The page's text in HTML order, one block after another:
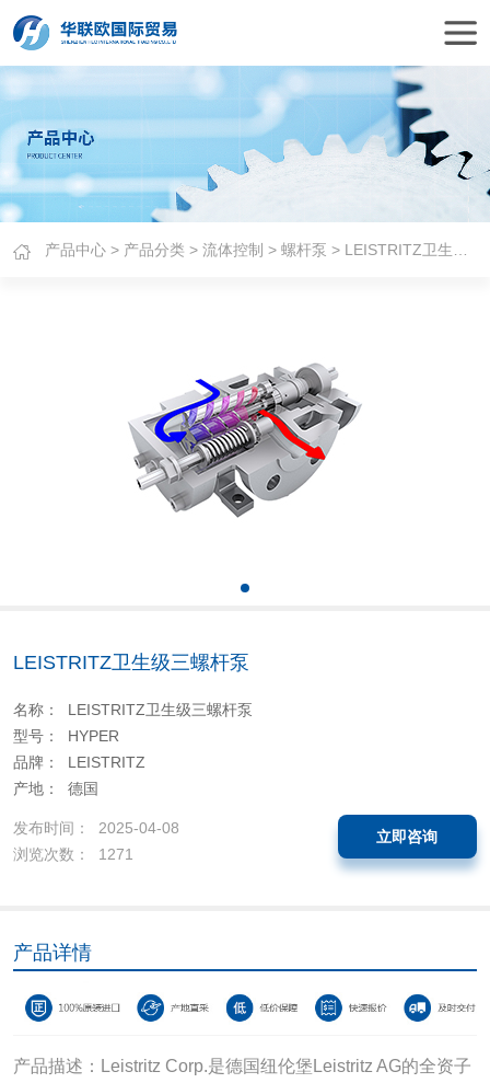
产品中心 > 产品分类 >流体控制 >螺杆泵 > LEISTRITZ卫生级三螺杆泵
LEISTRITZ卫生级三螺杆泵
名称： LEISTRITZ卫生级三螺杆泵
型号： HYPER
品牌： LEISTRITZ
产地： 德国
发布时间： 2025-04-08
浏览次数： 1271
立即咨询
产品详情
产品描述：Leistritz Corp.是德国纽伦堡Leistritz AG的全资子